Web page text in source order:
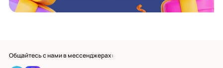
Общайтесь с нами в мессенджерах: